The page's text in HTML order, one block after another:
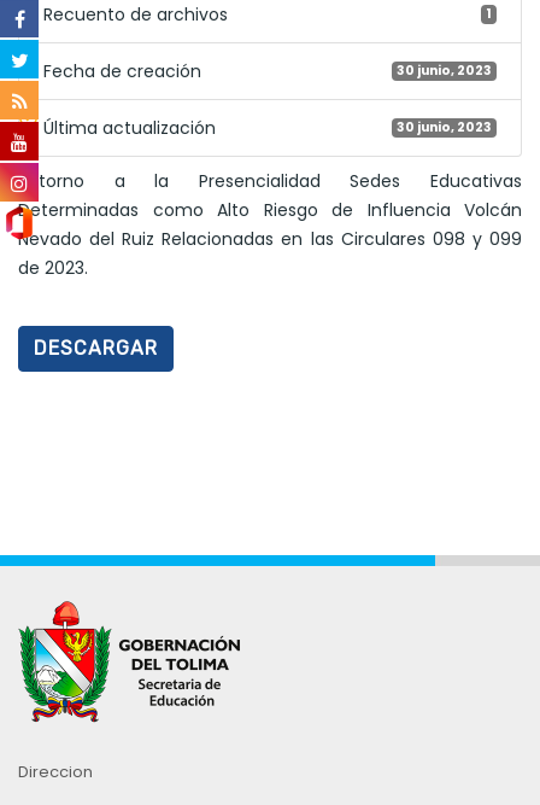
Recuento de archivos 1
Fecha de creación 30 junio, 2023
Última actualización 30 junio, 2023
Retorno a la Presencialidad Sedes Educativas
Determinadas como Alto Riesgo de Influencia Volcán
Nevado del Ruiz Relacionadas en las Circulares 098 y 099
de 2023.
DESCARGAR
Direccion